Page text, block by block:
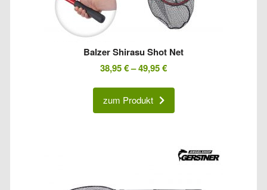
Balzer Shirasu Shot Net
38,95€–49,95€
zum Produkt